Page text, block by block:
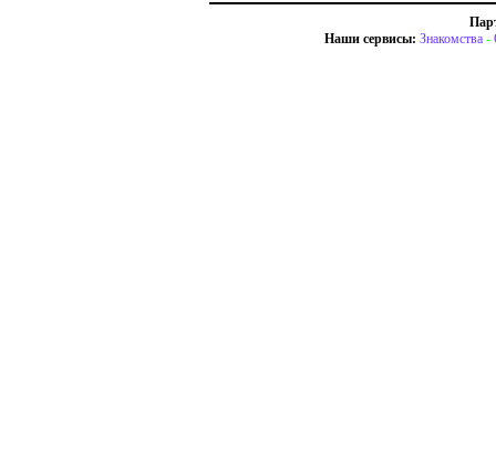
Наши сервисы: Знакомства -